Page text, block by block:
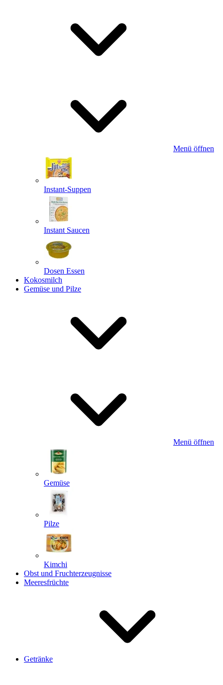
Menü öffnen
Instant-Suppen
Instant Saucen
Dosen Essen
Kokosmilch
Gemüse und Pilze
Menü öffnen
Gemüse
Pilze
Kimchi
Obst und Fruchterzeugnisse
Meeresfrüchte
Getränke